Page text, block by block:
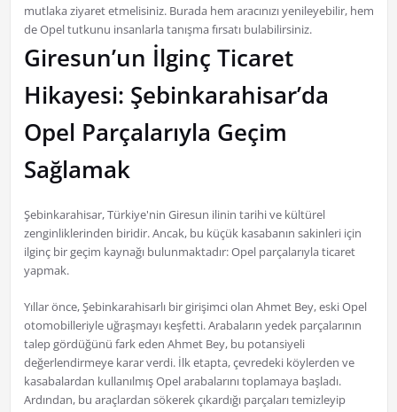
mutlaka ziyaret etmelisiniz. Burada hem aracınızı yenileyebilir, hem
de Opel tutkunu insanlarla tanışma fırsatı bulabilirsiniz.
Giresun’un İlginç Ticaret
Hikayesi: Şebinkarahisar’da
Opel Parçalarıyla Geçim
Sağlamak
Şebinkarahisar, Türkiye'nin Giresun ilinin tarihi ve kültürel
zenginliklerinden biridir. Ancak, bu küçük kasabanın sakinleri için
ilginç bir geçim kaynağı bulunmaktadır: Opel parçalarıyla ticaret
yapmak.
Yıllar önce, Şebinkarahisarlı bir girişimci olan Ahmet Bey, eski Opel
otomobilleriyle uğraşmayı keşfetti. Arabaların yedek parçalarının
talep gördüğünü fark eden Ahmet Bey, bu potansiyeli
değerlendirmeye karar verdi. İlk etapta, çevredeki köylerden ve
kasabalardan kullanılmış Opel arabalarını toplamaya başladı.
Ardından, bu araçlardan sökerek çıkardığı parçaları temizleyip